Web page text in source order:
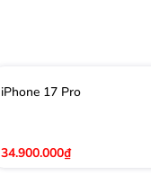
iPhone 17 Pro
34.900.000₫